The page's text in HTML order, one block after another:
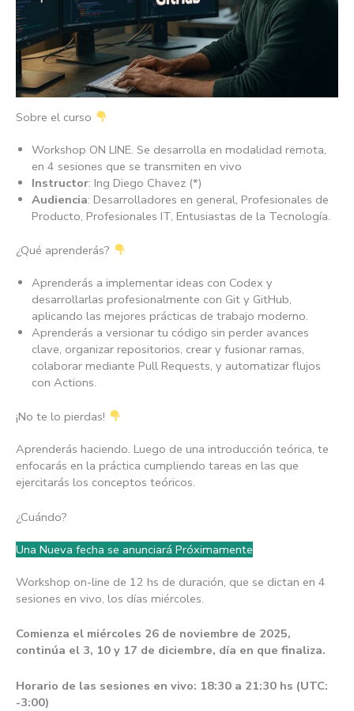
Sobre el curso
Workshop ON LINE. Se desarrolla en modalidad remota,
en 4 sesiones que se transmiten en vivo
Instructor: Ing Diego Chavez (*)
Audiencia: Desarrolladores en general, Profesionales de
Producto, Profesionales IT, Entusiastas de la Tecnología.
¿Qué aprenderás?
Aprenderás a implementar ideas con Codex y
desarrollarlas profesionalmente con Git y GitHub,
aplicando las mejores prácticas de trabajo moderno.
Aprenderás a versionar tu código sin perder avances
clave, organizar repositorios, crear y fusionar ramas,
colaborar mediante Pull Requests, y automatizar flujos
con Actions.
¡No te lo pierdas!
Aprenderás haciendo. Luego de una introducción teórica, te
enfocarás en la práctica cumpliendo tareas en las que
ejercitarás los conceptos teóricos.
¿Cuándo?
Una Nueva fecha se anunciará Próximamente
Workshop on-line de 12 hs de duración, que se dictan en 4
sesiones en vivo, los días miércoles.
Comienza el miércoles 26 de noviembre de 2025,
continúa el 3, 10 y 17 de diciembre, día en que finaliza.
Horario de las sesiones en vivo: 18:30 a 21:30 hs (UTC:
-3:00)